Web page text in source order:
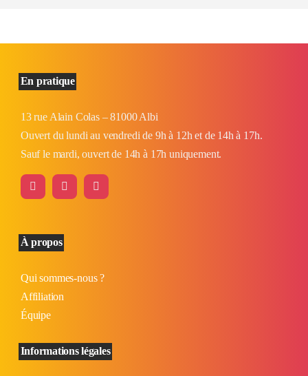
En pratique
13 rue Alain Colas – 81000 Albi
Ouvert du lundi au vendredi de 9h à 12h et de 14h à 17h.
Sauf le mardi, ouvert de 14h à 17h uniquement.
À propos
Qui sommes-nous ?
Affiliation
Équipe
Informations légales